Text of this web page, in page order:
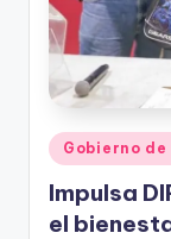
Publicado
en
Gobierno de
Impulsa
el